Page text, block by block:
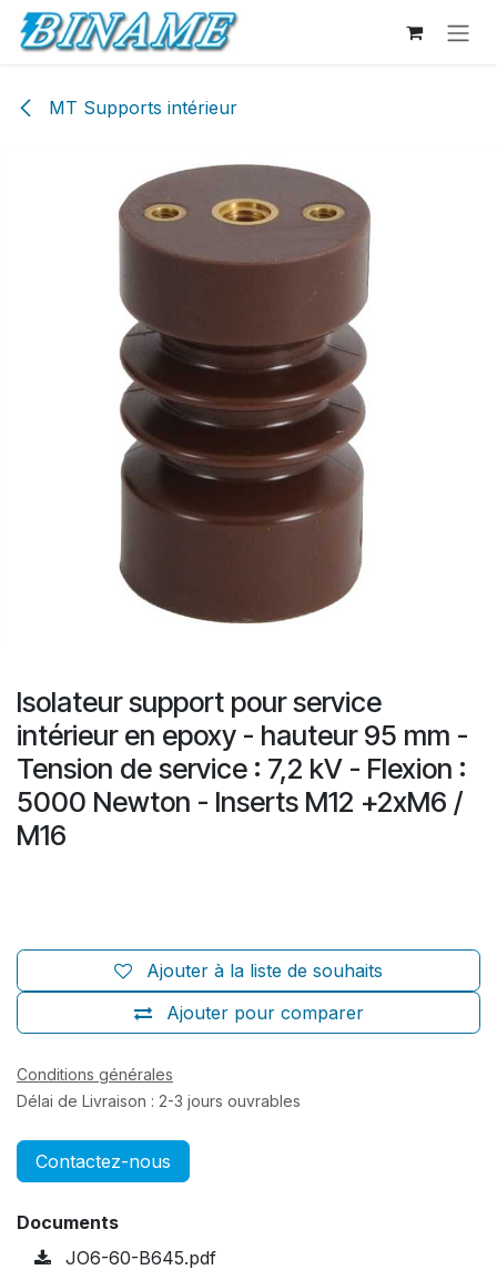
Se rendre au contenu
MT Supports intérieur
Isolateur support pour service
intérieur en epoxy - hauteur 95 mm -
Tension de service : 7,2 kV - Flexion :
5000 Newton - Inserts M12 +2xM6 /
M16
Ajouter pour comparer
Ajouter à la liste de souhaits
Conditions générales
Délai de Livraison : 2-3 jours ouvrables
Contactez-nous
Documents
JO6-60-B645.pdf